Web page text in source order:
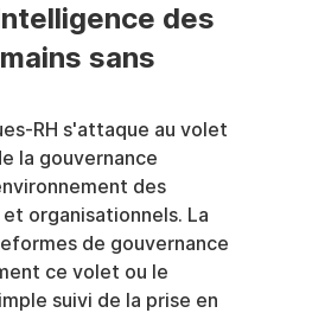
des
sans
RH s'attaque au volet
la gouvernance
des
et organisationnels. La
de gouvernance
ce volet ou le
suivi de la prise en